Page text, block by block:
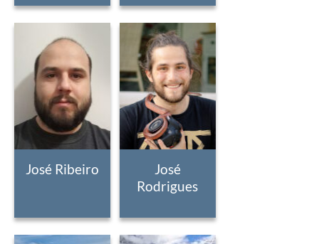
José Ribeiro
José
Rodrigues